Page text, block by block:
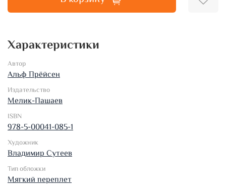
Характеристики
Автор
Альф Прёйсен
Издательство
Мелик-Пашаев
ISBN
978-5-00041-085-1
Художник
Владимир Сутеев
Тип обложки
Мягкий переплет